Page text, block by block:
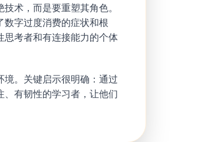
术，而是要重塑其角色。
字过度消费的症状和根
考者和有连接能力的个体
。关键启示很明确：通过
有韧性的学习者，让他们